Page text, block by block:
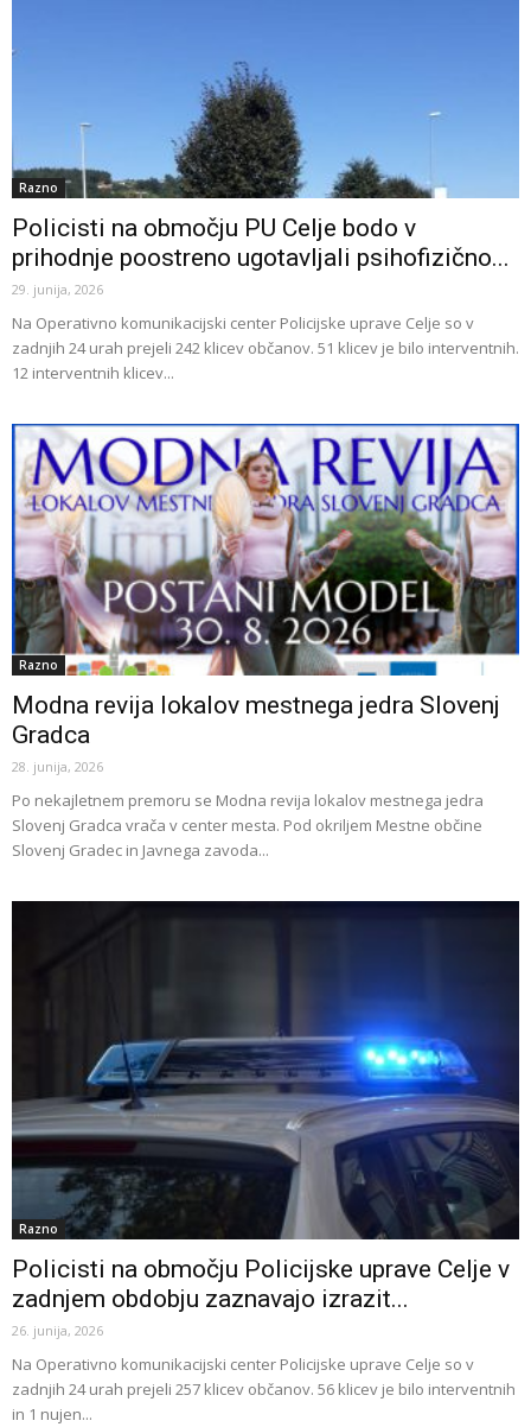
Razno
Policisti na območju PU Celje bodo v
prihodnje poostreno ugotavljali psihofizično...
29. junija, 2026
Na Operativno komunikacijski center Policijske uprave Celje so v
zadnjih 24 urah prejeli 242 klicev občanov. 51 klicev je bilo interventnih.
12 interventnih klicev...
Razno
Modna revija lokalov mestnega jedra Slovenj
Gradca
28. junija, 2026
Po nekajletnem premoru se Modna revija lokalov mestnega jedra
Slovenj Gradca vrača v center mesta. Pod okriljem Mestne občine
Slovenj Gradec in Javnega zavoda...
Razno
Policisti na območju Policijske uprave Celje v
zadnjem obdobju zaznavajo izrazit...
26. junija, 2026
Na Operativno komunikacijski center Policijske uprave Celje so v
zadnjih 24 urah prejeli 257 klicev občanov. 56 klicev je bilo interventnih
in 1 nujen...